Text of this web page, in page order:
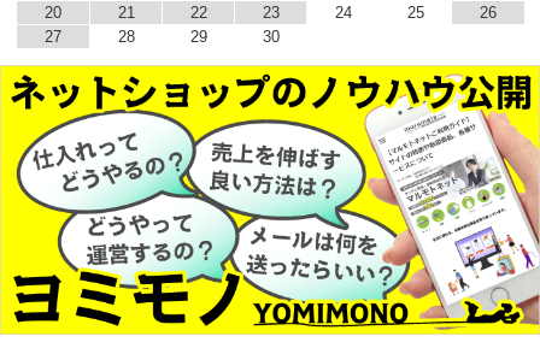
20 21 22 23 24 25
26
27
28 29 30